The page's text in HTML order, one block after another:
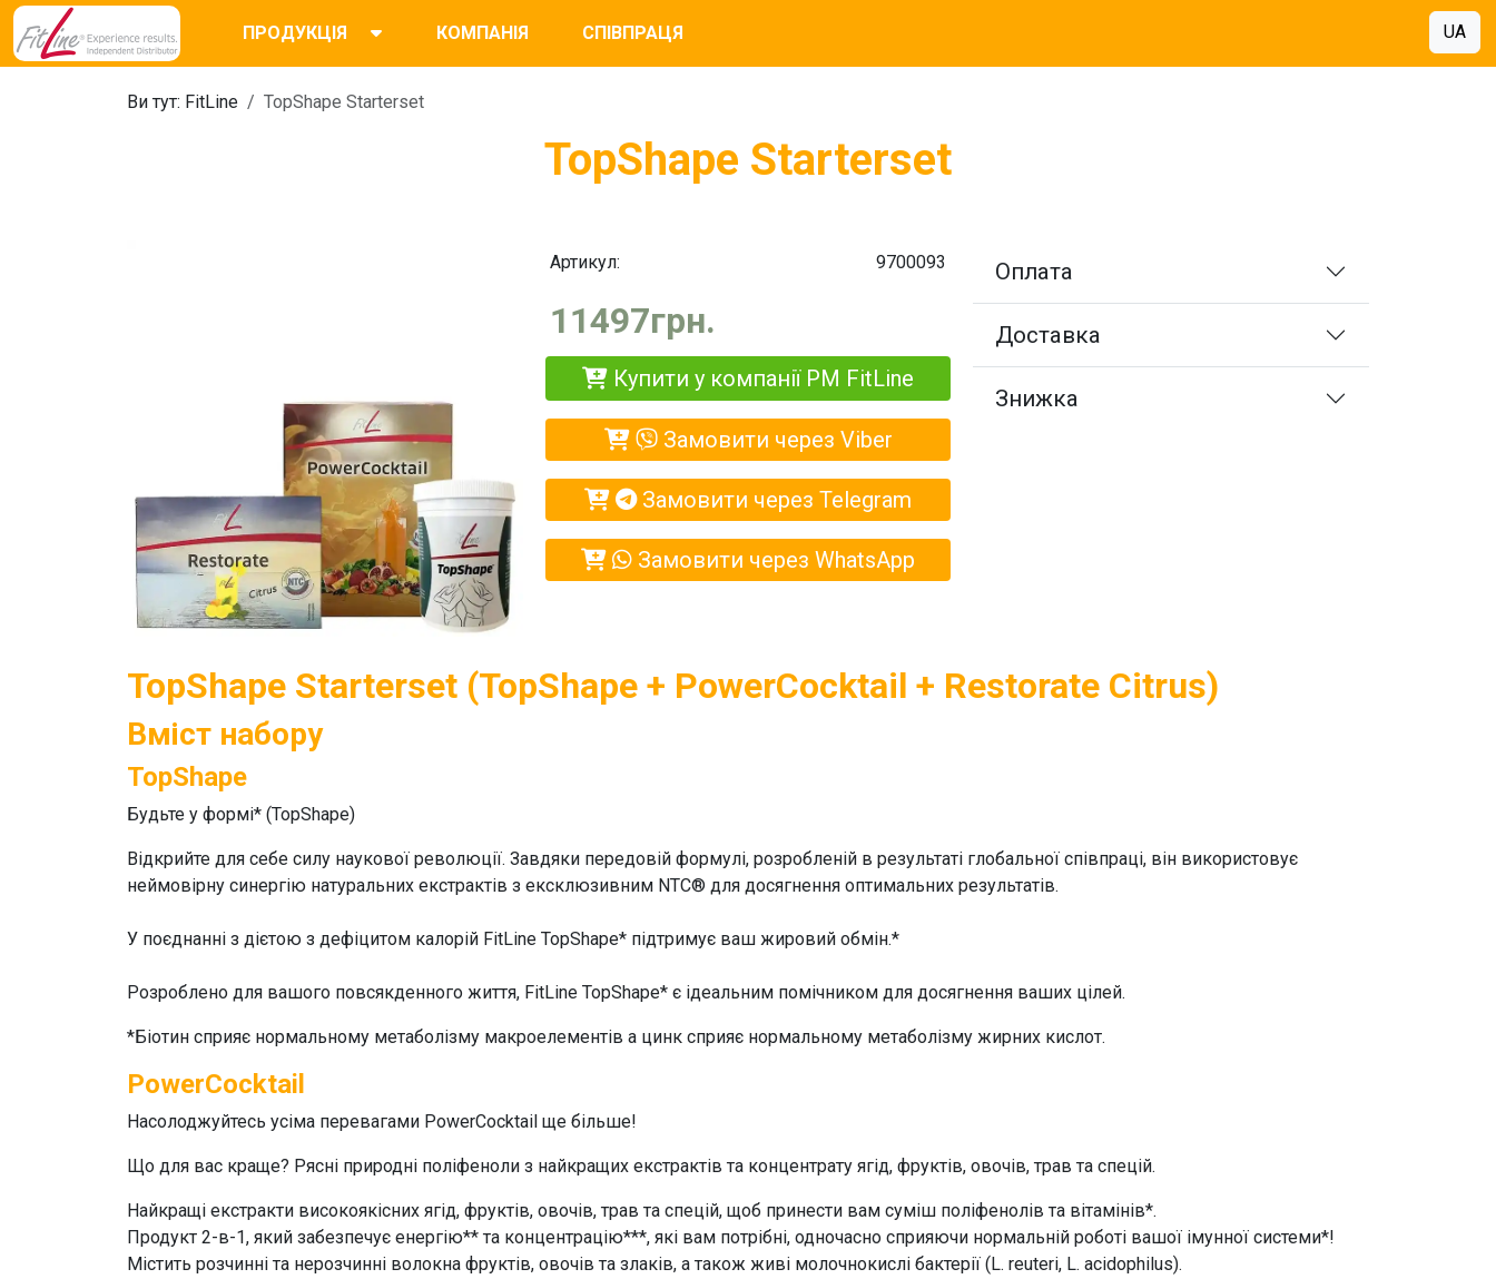
ПРОДУКЦІЯ КОМПАНІЯ СПІВПРАЦЯ UA
Ви тут: FitLine TopShape Starterset
TopShape Starterset
Артикул: 9700093
11497грн.
Купити у компанії PM FitLine
Замовити через Viber
Замовити через Telegram
Замовити через WhatsApp
Оплата
Доставка
Знижка
TopShape Starterset (TopShape + PowerCocktail + Restorate Citrus)
Вміст набору
TopShape
Будьте у формі* (TopShape)
Відкрийте для себе силу наукової революції. Завдяки передовій формулі, розробленій в результаті глобальної співпраці, він використовує
неймовірну синергію натуральних екстрактів з ексклюзивним NTC® для досягнення оптимальних результатів.
У поєднанні з дієтою з дефіцитом калорій FitLine TopShape* підтримує ваш жировий обмін.*
Розроблено для вашого повсякденного життя, FitLine TopShape* є ідеальним помічником для досягнення ваших цілей.
*Біотин сприяє нормальному метаболізму макроелементів а цинк сприяє нормальному метаболізму жирних кислот.
PowerCocktail
Насолоджуйтесь усіма перевагами PowerCocktail ще більше!
Що для вас краще? Рясні природні поліфеноли з найкращих екстрактів та концентрату ягід, фруктів, овочів, трав та спецій.
Найкращі екстракти високоякісних ягід, фруктів, овочів, трав та спецій, щоб принести вам суміш поліфенолів та вітамінів*.
Продукт 2-в-1, який забезпечує енергію** та концентрацію***, які вам потрібні, одночасно сприяючи нормальній роботі вашої імунної системи*!
Містить розчинні та нерозчинні волокна фруктів, овочів та злаків, а також живі молочнокислі бактерії (L. reuteri, L. acidophilus).